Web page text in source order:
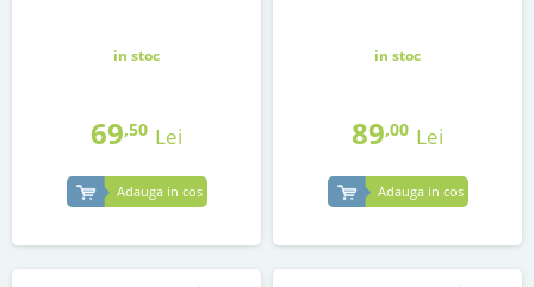
in stoc
69,50 Lei
Adauga in cos
in stoc
89,00 Lei
Adauga in cos